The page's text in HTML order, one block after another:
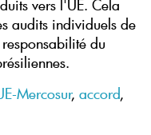
vers l'UE. Cela
audits individuels de
du
Mercosur, accord,